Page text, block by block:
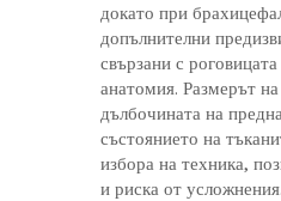
докато при
допълнителни
свързани с
анатомия. Размерът
дълбочината на
състоянието на
избора на техника,
и риска от усложнения.